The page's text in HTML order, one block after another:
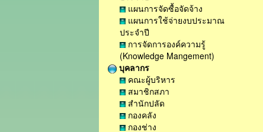
แผนการจัดซื้อจัดจ้าง
แผนการใช้จ่ายงบประมาณ
ประจำปี
การจัดการองค์ความรู้
(Knowledge Mangement)
บุคลากร
คณะผู้บริหาร
สมาชิกสภา
สำนักปลัด
กองคลัง
กองช่าง